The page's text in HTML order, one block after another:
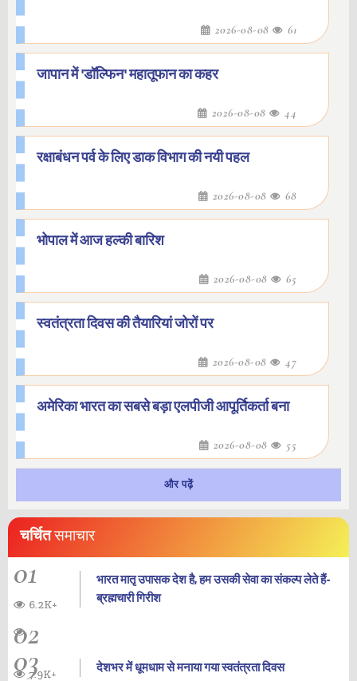
2026-08-08 61
जापान में 'डॉल्फिन' महातूफान का कहर
2026-08-08 44
रक्षाबंधन पर्व के लिए डाक विभाग की नयी पहल
2026-08-08 68
भोपाल में आज हल्की बारिश
2026-08-08 65
स्वतंत्रता दिवस की तैयारियां जोरों पर
2026-08-08 47
अमेरिका भारत का सबसे बड़ा एलपीजी आपूर्तिकर्ता बना
2026-08-08 55
और पढ़ें
चर्चितसमाचार
01
भारत मातृ उपासक देश है, हम उसकी सेवा का संकल्प लेते हैं-
ब्रह्मचारी गिरीश
6.2K+
02
03 देशभर में धूमधाम से मनाया गया स्वतंत्रता दिवस
7.9K+